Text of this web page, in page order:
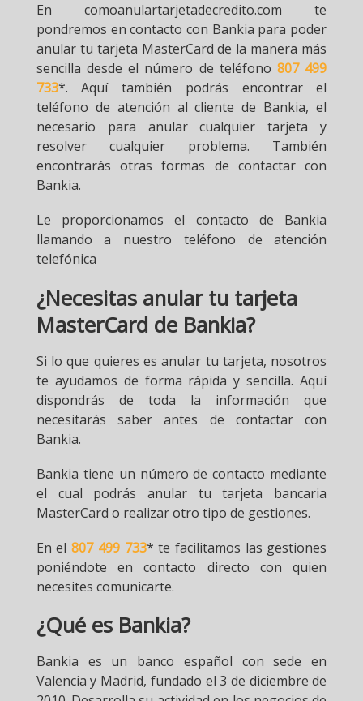
En comoanulartarjetadecredito.com te
pondremos en contacto con Bankia para poder
anular tu tarjeta MasterCard de la manera más
sencilla desde el número de teléfono807 499
733*. Aquí también podrás encontrar el
teléfono de atención al cliente de Bankia, el
necesario para anular cualquier tarjeta y
resolver cualquier problema. También
encontrarás otras formas de contactar con
Bankia.
Le proporcionamos el contacto de Bankia
llamando a nuestro teléfono de atención
telefónica
¿Necesitas anular tu tarjeta
MasterCard de Bankia?
Si lo que quieres es anular tu tarjeta, nosotros
te ayudamos de forma rápida y sencilla. Aquí
dispondrás de toda la información que
necesitarás saber antes de contactar con
Bankia.
Bankia tiene un número de contacto mediante
el cual podrás anular tu tarjeta bancaria
MasterCard o realizar otro tipo de gestiones.
En el807 499 733* te facilitamos las gestiones
poniéndote en contacto directo con quien
necesites comunicarte.
¿Qué es Bankia?
Bankia es un banco español con sede en
Valencia y Madrid, fundado el 3 de diciembre de